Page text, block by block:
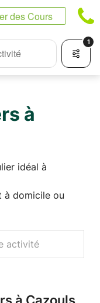
des Cours
1
à
idéal à
à domicile ou